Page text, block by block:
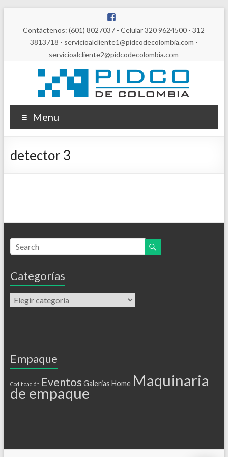
Contáctenos: (601) 8027037 - Celular 320 9624500 - 312
3813718 - servicioalcliente1@pidcodecolombia.com -
servicioalcliente2@pidcodecolombia.com
Menu
detector 3
Categorías
Empaque
Codificación Eventos Galerias Home Maquinaria
de empaque